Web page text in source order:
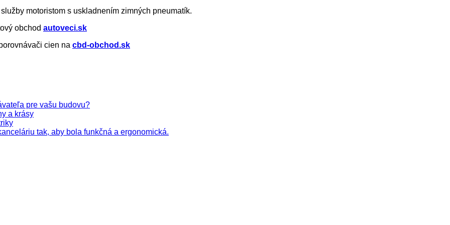
motoristom s uskladnením zimných pneumatík.
obchod autoveci.sk
cien na cbd-obchod.sk
pre vašu budovu?
a krásy
tak, aby bola funkčná a ergonomická.